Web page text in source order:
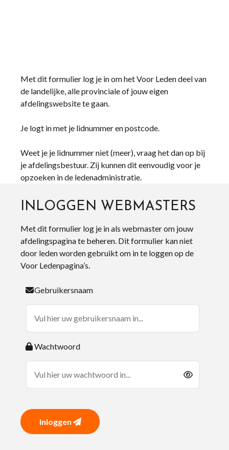
Met dit formulier log je in om het Voor Leden deel van
de landelijke, alle provinciale of jouw eigen
afdelingswebsite te gaan.
Je logt in met je lidnummer en postcode.
Weet je je lidnummer niet (meer), vraag het dan op bij
je afdelingsbestuur. Zij kunnen dit eenvoudig voor je
opzoeken in de ledenadministratie.
INLOGGEN WEBMASTERS
Met dit formulier log je in als webmaster om jouw
afdelingspagina te beheren. Dit formulier kan niet
door leden worden gebruikt om in te loggen op de
Voor Ledenpagina’s.
Gebruikersnaam
Wachtwoord
Inloggen